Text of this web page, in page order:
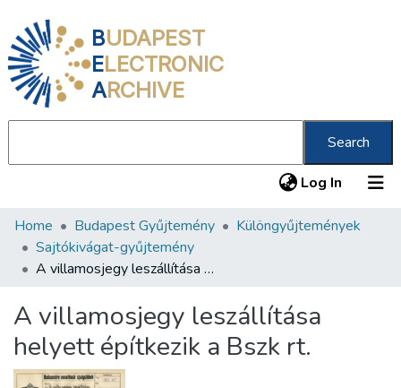
BUDAPEST
ELECTRONIC
ARCHIVE
Search
Log In (current)
Communities & Collections
All of DSpace
About us
Home Budapest Gyűjtemény
Különgyűjtemények
Sajtókivágat-gyűjtemény
A villamosjegy leszállítása helyett építkezik a Bszk rt.
A villamosjegy leszállítása
helyett építkezik a Bszk rt.